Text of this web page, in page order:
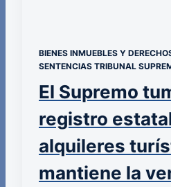
BIENES INMUEBLES Y
SENTENCIAS TRIBUNAL
El Supremo
registro
alquileres
mantiene la